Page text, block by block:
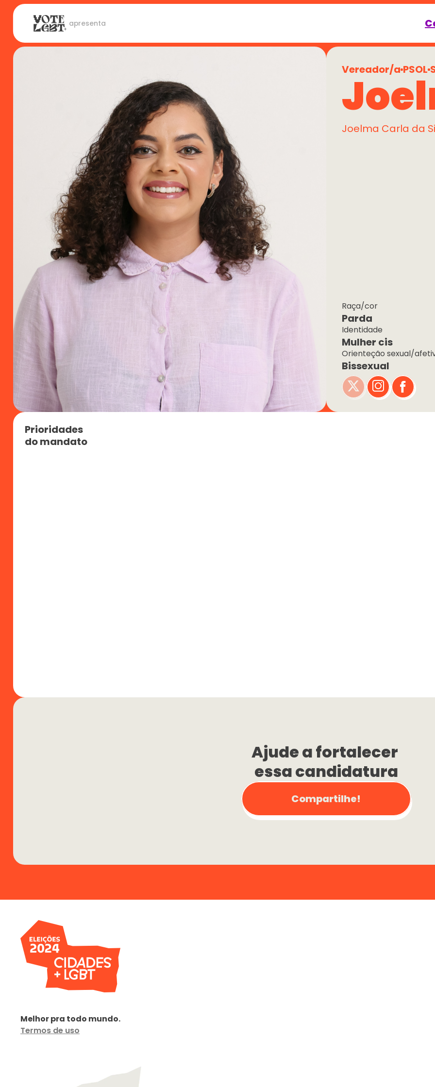
apresenta
Vereador/a PSOL
Joelma Carla da
Parda
Raça/cor
Mulher cis
Identidade
Bissexual
Orienteção sexual/
Prioridades
do mandato
Ajude a fortalecer
essa candidatura
Compartilhe!
Melhor pra todo mundo.
Termos de uso